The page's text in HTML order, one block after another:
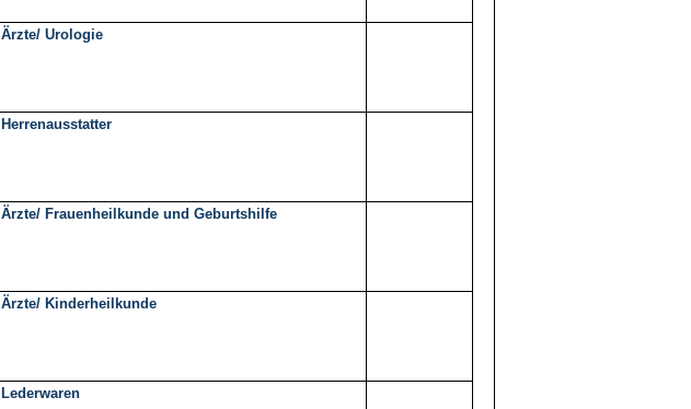
Ärzte/ Urologie
Herrenausstatter
Ärzte/ Frauenheilkunde und Geburtshilfe
Ärzte/ Kinderheilkunde
Lederwaren